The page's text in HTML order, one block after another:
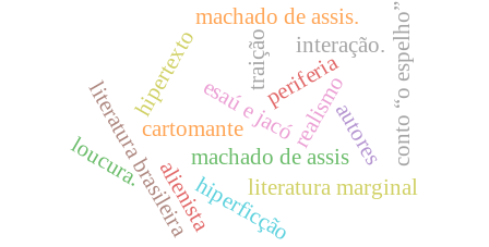
realismo
machado de assis
esaú e jacó
literatura marginal
autores
periferia
cartomante
traição
machado de assis.
literatura brasileira conto “o espelho”
hiperficção
hipertexto interação.
loucura.alienista